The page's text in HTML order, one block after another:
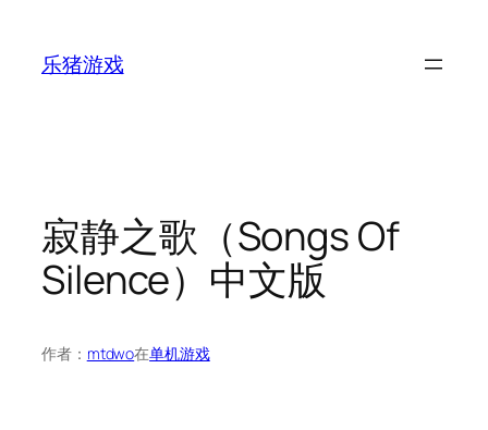
乐猪游戏
寂静之歌（Songs Of
Silence）中文版
作者： mtdwo在单机游戏